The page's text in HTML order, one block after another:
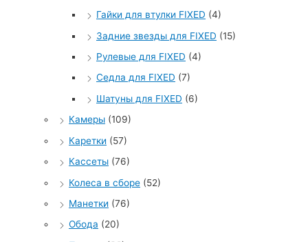
Гайки для втулки FIXED (4)
Задние звезды для FIXED (15)
Рулевые для FIXED (4)
Седла для FIXED (7)
Шатуны для FIXED (6)
Камеры (109)
Каретки (57)
Кассеты (76)
Колеса в сборе (52)
Манетки (76)
Обода (20)